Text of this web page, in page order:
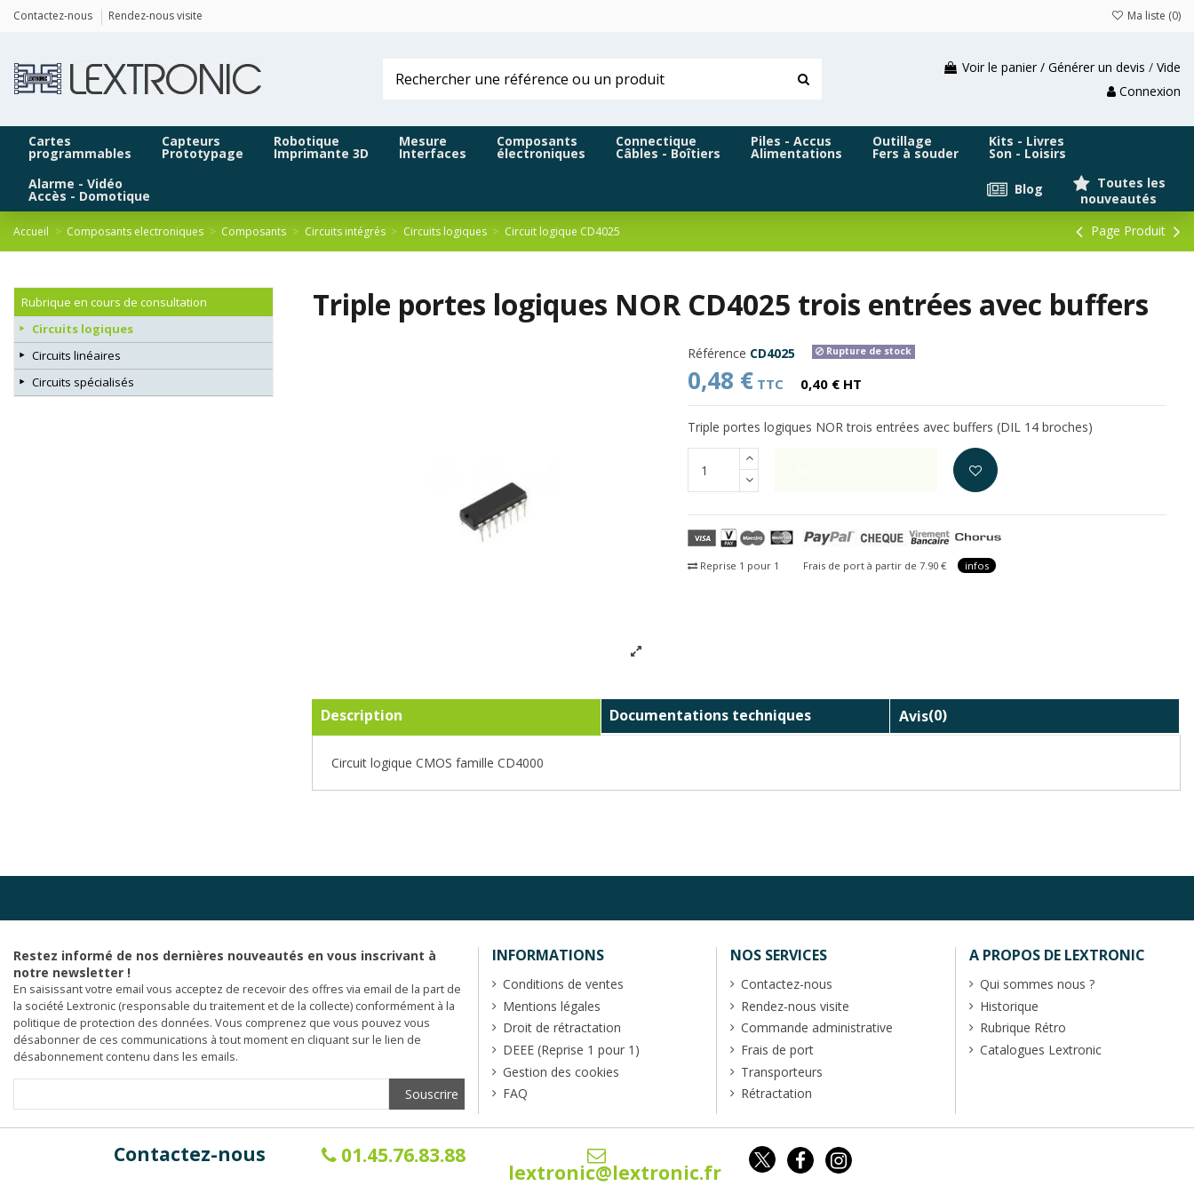
Contactez-nous Rendez-nous visite Ma liste (0)
Voir le panier / Générer un devis / Vide
Connexion
Cartes
programmables
Capteurs
Prototypage
Robotique
Imprimante 3D
Mesure
Interfaces
Composants
électroniques
Connectique
Câbles - Boîtiers
Piles - Accus
Alimentations
Outillage
Fers à souder
Kits - Livres
Son - Loisirs
Alarme - Vidéo
Accès - Domotique
Toutes les
nouveautés
Blog
Accueil Composants electroniques Composants Circuits intégrés Circuits logiques Circuit logique CD4025 Page Produit
Triple portes logiques NOR CD4025 trois entrées avec buffers
Référence CD4025 Rupture de stock
0,48 € TTC 0,40 € HT
Triple portes logiques NOR trois entrées avec buffers (DIL 14 broches)
Reprise 1 pour 1 Frais de port à partir de 7.90 € infos
Description Documentations techniques Avis(0)
Circuit logique CMOS famille CD4000
Rubrique en cours de consultation
Circuits logiques
Circuits linéaires
Circuits spécialisés
Restez informé de nos dernières nouveautés en vous inscrivant à
notre newsletter !
En saisissant votre email vous acceptez de recevoir des offres via email de la part de
la société Lextronic (responsable du traitement et de la collecte) conformément à la
politique de protection des données. Vous comprenez que vous pouvez vous
désabonner de ces communications à tout moment en cliquant sur le lien de
désabonnement contenu dans les emails.
INFORMATIONS
Conditions de ventes
Mentions légales
Droit de rétractation
DEEE (Reprise 1 pour 1)
Gestion des cookies
FAQ
NOS SERVICES
Contactez-nous
Rendez-nous visite
Commande administrative
Frais de port
Transporteurs
Rétractation
A PROPOS DE LEXTRONIC
Qui sommes nous ?
Historique
Rubrique Rétro
Catalogues Lextronic
Contactez-nous 01.45.76.83.88
lextronic@lextronic.fr
Panneau de gestion des cookies